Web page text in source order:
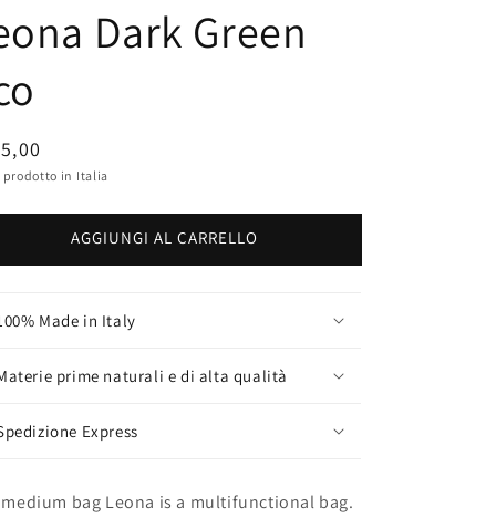
Dark Green
prodotto in Italia
AGGIUNGI AL CARRELLO
Made in Italy
prime naturali e di alta qualità
Express
bag Leona is a multifunctional bag.